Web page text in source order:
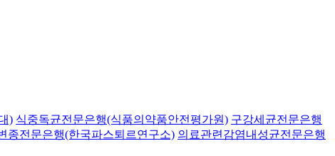
) 식중독균전문은행(식품의약품안전평가원) 구강세균전문은행
종전문은행(한국파스퇴르연구소) 의료관련감염내성균전문은행